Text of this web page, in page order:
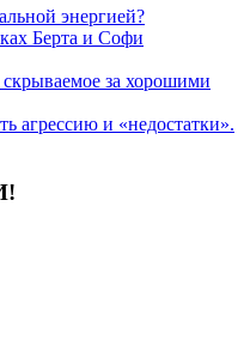
энергией?
Берта и Софи
за хорошими
агрессию и «недостатки».